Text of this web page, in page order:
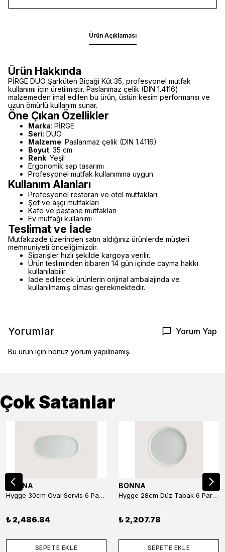
Ürün Açıklaması
Ürün Hakkında
PİRGE DUO Şarküteri̇ Biçaği Küt 35, profesyonel mutfak
kullanımı için üretilmiştir. Paslanmaz çelik (DIN 1.4116)
malzemeden imal edilen bu ürün, üstün kesim performansı ve
uzun ömürlü kullanım sunar.
Öne Çıkan Özellikler
Marka: PİRGE
Seri: DUO
Malzeme: Paslanmaz çelik (DIN 1.4116)
Boyut: 35 cm
Renk: Yeşil
Ergonomik sap tasarımı
Profesyonel mutfak kullanımına uygun
Kullanım Alanları
Profesyonel restoran ve otel mutfakları
Şef ve aşçı mutfakları
Kafe ve pastane mutfakları
Ev mutfağı kullanımı
Teslimat ve İade
Mutfakzade üzerinden satın aldığınız ürünlerde müşteri
memnuniyeti önceliğimizdir.
Siparişler hızlı şekilde kargoya verilir.
Ürün tesliminden itibaren 14 gün içinde cayma hakkı
kullanılabilir.
İade edilecek ürünlerin orijinal ambalajında ve
kullanılmamış olması gerekmektedir.
Yorumlar Yorum Yap
Bu ürün için henüz yorum yapılmamış.
Çok Satanlar
BONNA
Hygge 30cm Oval Servis 6 Parça
₺ 2,486.84
SEPETE EKLE
BONNA
Hygge 28cm Düz Tabak 6 Parça
₺ 2,207.78
SEPETE EKLE